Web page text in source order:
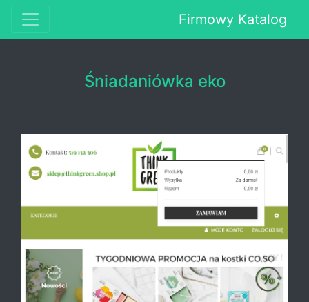
Firmowy Katalog
Śniadaniówka eko